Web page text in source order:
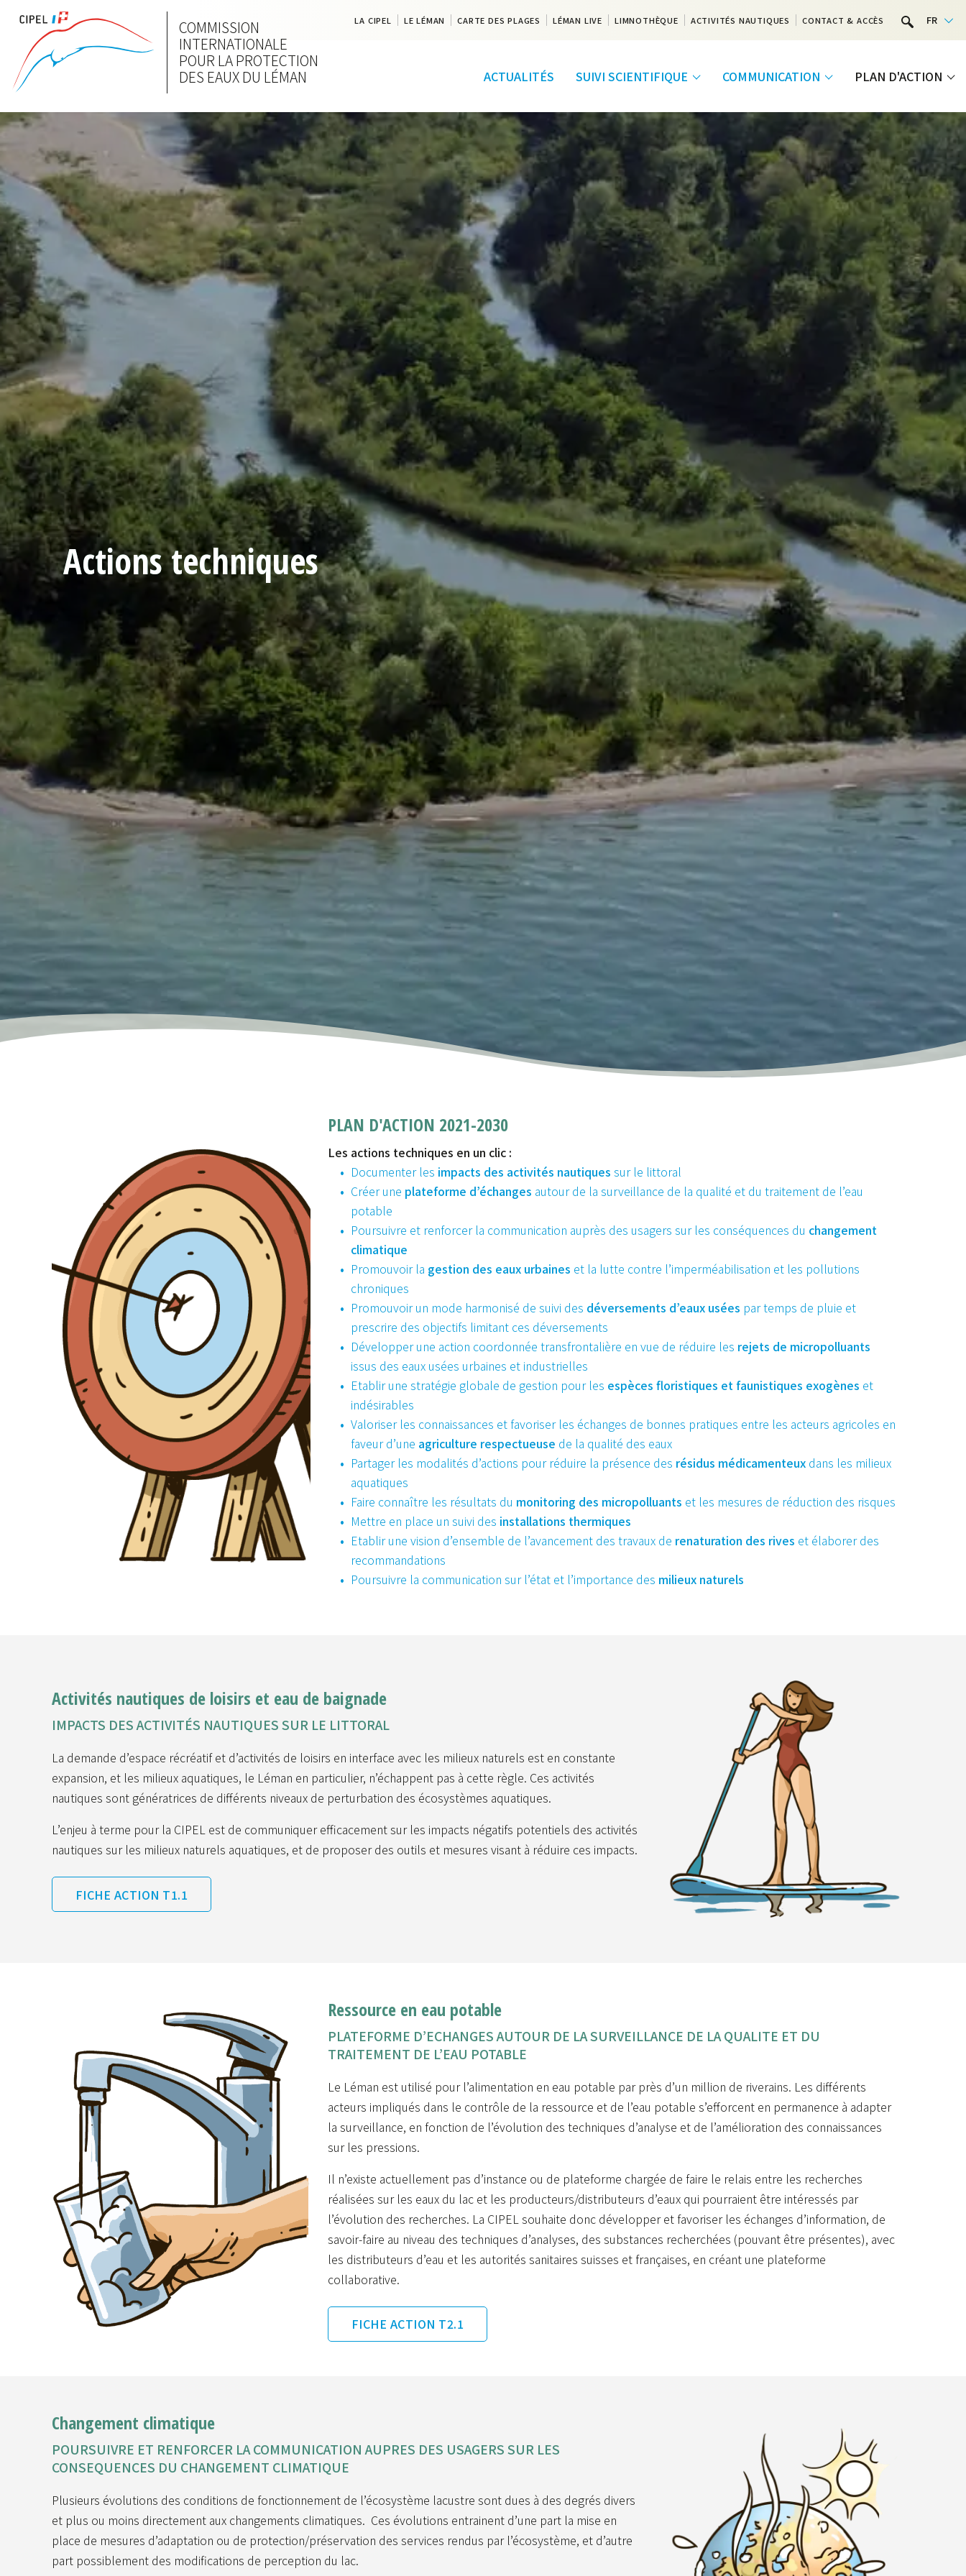
COMMISSION
INTERNATIONALE
POUR LA PROTECTION
DES EAUX DU LÉMAN
LA CIPEL LE LÉMAN CARTE DES PLAGES LÉMAN LIVE LIMNOTHÈQUE ACTIVITÉS NAUTIQUES CONTACT & ACCÈS FR
ACTUALITÉS SUIVI SCIENTIFIQUE COMMUNICATION PLAN D'ACTION
Actions techniques
PLAN D'ACTION 2021-2030
Les actions techniques en un clic :
Documenter les impacts des activités nautiques sur le littoral
Créer une plateforme d’échanges autour de la surveillance de la qualité et du traitement de l’eau
potable
Poursuivre et renforcer la communication auprès des usagers sur les conséquences du changement
climatique
Promouvoir la gestion des eaux urbaines et la lutte contre l’imperméabilisation et les pollutions
chroniques
Promouvoir un mode harmonisé de suivi des déversements d’eaux usées par temps de pluie et
prescrire des objectifs limitant ces déversements
Développer une action coordonnée transfrontalière en vue de réduire les rejets de micropolluants
issus des eaux usées urbaines et industrielles
Etablir une stratégie globale de gestion pour les espèces floristiques et faunistiques exogènes et
indésirables
Valoriser les connaissances et favoriser les échanges de bonnes pratiques entre les acteurs agricoles en
faveur d’une agriculture respectueuse de la qualité des eaux
Partager les modalités d’actions pour réduire la présence des résidus médicamenteux dans les milieux
aquatiques
Faire connaître les résultats du monitoring des micropolluants et les mesures de réduction des risques
Mettre en place un suivi des installations thermiques
Etablir une vision d’ensemble de l’avancement des travaux de renaturation des rives et élaborer des
recommandations
Poursuivre la communication sur l’état et l’importance des milieux naturels
Activités nautiques de loisirs et eau de baignade
IMPACTS DES ACTIVITÉS NAUTIQUES SUR LE LITTORAL
La demande d’espace récréatif et d’activités de loisirs en interface avec les milieux naturels est en constante
expansion, et les milieux aquatiques, le Léman en particulier, n’échappent pas à cette règle. Ces activités
nautiques sont génératrices de différents niveaux de perturbation des écosystèmes aquatiques.
L’enjeu à terme pour la CIPEL est de communiquer efficacement sur les impacts négatifs potentiels des activités
nautiques sur les milieux naturels aquatiques, et de proposer des outils et mesures visant à réduire ces impacts.
FICHE ACTION T1.1
Ressource en eau potable
PLATEFORME D’ECHANGES AUTOUR DE LA SURVEILLANCE DE LA QUALITE ET DU
TRAITEMENT DE L’EAU POTABLE
Le Léman est utilisé pour l’alimentation en eau potable par près d’un million de riverains. Les différents
acteurs impliqués dans le contrôle de la ressource et de l’eau potable s’efforcent en permanence à adapter
la surveillance, en fonction de l’évolution des techniques d’analyse et de l’amélioration des connaissances
sur les pressions.
Il n’existe actuellement pas d’instance ou de plateforme chargée de faire le relais entre les recherches
réalisées sur les eaux du lac et les producteurs/distributeurs d’eaux qui pourraient être intéressés par
l’évolution des recherches. La CIPEL souhaite donc développer et favoriser les échanges d’information, de
savoir-faire au niveau des techniques d’analyses, des substances recherchées (pouvant être présentes), avec
les distributeurs d’eau et les autorités sanitaires suisses et françaises, en créant une plateforme
collaborative.
FICHE ACTION T2.1
Changement climatique
POURSUIVRE ET RENFORCER LA COMMUNICATION AUPRES DES USAGERS SUR LES
CONSEQUENCES DU CHANGEMENT CLIMATIQUE
Plusieurs évolutions des conditions de fonctionnement de l’écosystème lacustre sont dues à des degrés divers
et plus ou moins directement aux changements climatiques. Ces évolutions entrainent d’une part la mise en
place de mesures d’adaptation ou de protection/préservation des services rendus par l’écosystème, et d’autre
part possiblement des modifications de perception du lac.